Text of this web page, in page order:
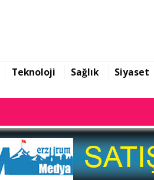
Teknoloji Sağlık Siyaset